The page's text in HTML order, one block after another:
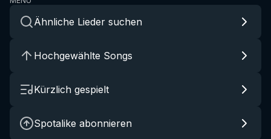
Ähnliche Lieder suchen
Hochgewählte Songs
Kürzlich gespielt
Spotalike abonnieren